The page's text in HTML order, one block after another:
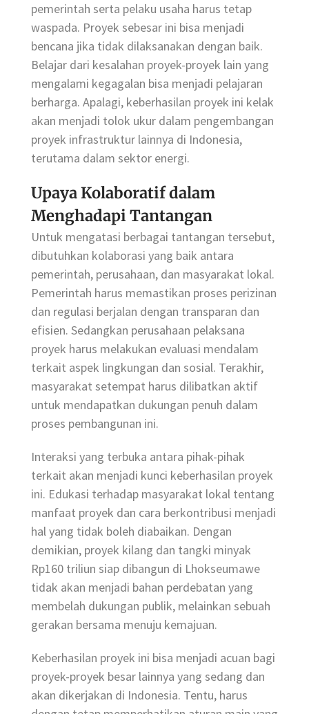
pemerintah serta pelaku usaha harus tetap
waspada. Proyek sebesar ini bisa menjadi
bencana jika tidak dilaksanakan dengan baik.
Belajar dari kesalahan proyek-proyek lain yang
mengalami kegagalan bisa menjadi pelajaran
berharga. Apalagi, keberhasilan proyek ini kelak
akan menjadi tolok ukur dalam pengembangan
proyek infrastruktur lainnya di Indonesia,
terutama dalam sektor energi.
Upaya Kolaboratif dalam
Menghadapi Tantangan
Untuk mengatasi berbagai tantangan tersebut,
dibutuhkan kolaborasi yang baik antara
pemerintah, perusahaan, dan masyarakat lokal.
Pemerintah harus memastikan proses perizinan
dan regulasi berjalan dengan transparan dan
efisien. Sedangkan perusahaan pelaksana
proyek harus melakukan evaluasi mendalam
terkait aspek lingkungan dan sosial. Terakhir,
masyarakat setempat harus dilibatkan aktif
untuk mendapatkan dukungan penuh dalam
proses pembangunan ini.
Interaksi yang terbuka antara pihak-pihak
terkait akan menjadi kunci keberhasilan proyek
ini. Edukasi terhadap masyarakat lokal tentang
manfaat proyek dan cara berkontribusi menjadi
hal yang tidak boleh diabaikan. Dengan
demikian, proyek kilang dan tangki minyak
Rp160 triliun siap dibangun di Lhokseumawe
tidak akan menjadi bahan perdebatan yang
membelah dukungan publik, melainkan sebuah
gerakan bersama menuju kemajuan.
Keberhasilan proyek ini bisa menjadi acuan bagi
proyek-proyek besar lainnya yang sedang dan
akan dikerjakan di Indonesia. Tentu, harus